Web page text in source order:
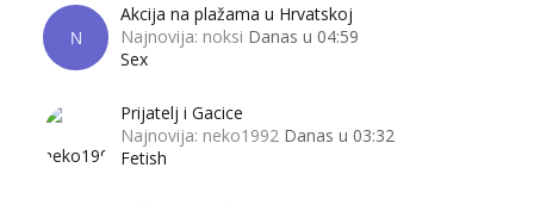
N
Akcija na plažama u Hrvatskoj
Najnovija: noksi Danas u 04:59
Sex
Prijatelj i Gacice
Najnovija: neko1992 Danas u 03:32
Fetish